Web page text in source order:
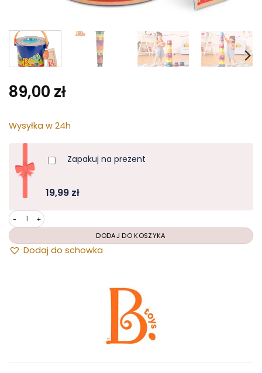
89,00 zł
Wysyłka w 24h
Zapakuj na prezent
19,99 zł
Dodaj do schowka